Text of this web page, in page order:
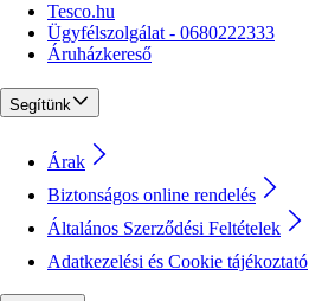
Tesco.hu
Ügyfélszolgálat - 0680222333
Áruházkereső
Segítünk
Árak
Biztonságos online rendelés
Általános Szerződési Feltételek
Adatkezelési és Cookie tájékoztató